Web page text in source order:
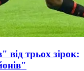
від трьох зірок: